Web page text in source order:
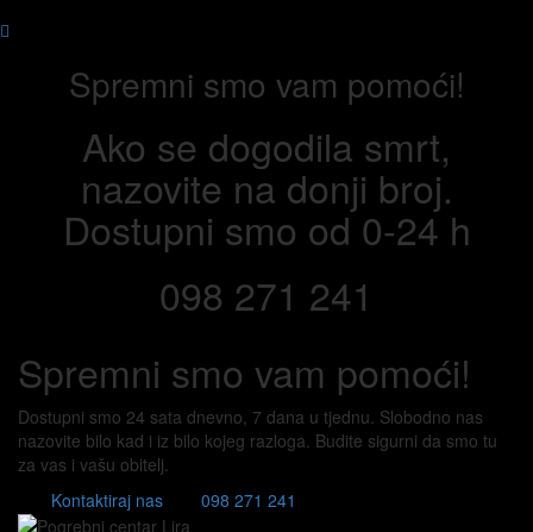
Spremni smo vam pomoći!
Ako se dogodila smrt,
nazovite na donji broj.
Dostupni smo od 0-24 h
098 271 241
Spremni smo vam pomoći!
Dostupni smo 24 sata dnevno, 7 dana u tjednu. Slobodno nas
nazovite bilo kad i iz bilo kojeg razloga. Budite sigurni da smo tu
za vas i vašu obitelj.
Kontaktiraj nas
098 271 241